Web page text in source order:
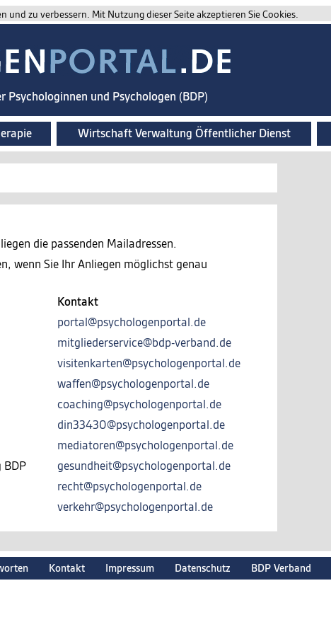
zu verbessern. Mit Nutzung dieser Seite akzeptieren Sie Cookies.
Psychologinnen und Psychologen (BDP)
Wirtschaft Verwaltung Öffentlicher Dienst
die passenden Mailadressen.
wenn Sie Ihr Anliegen möglichst genau
Kontakt
portal@psychologenportal.de
mitgliederservice@bdp-verband.de
visitenkarten@psychologenportal.de
waffen@psychologenportal.de
coaching@psychologenportal.de
din33430@psychologenportal.de
mediatoren@psychologenportal.de
BDP
gesundheit@psychologenportal.de
recht@psychologenportal.de
verkehr@psychologenportal.de
Kontakt Impressum Datenschutz BDP Verband